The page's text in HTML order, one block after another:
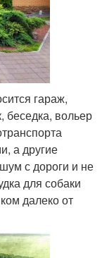
гараж,
беседка, вольер
а другие
с дороги и не
для собаки
далеко от